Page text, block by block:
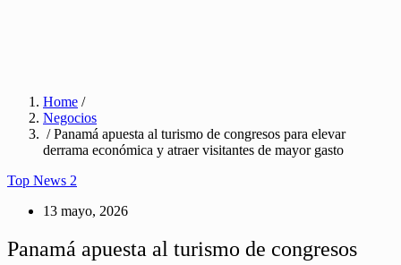
Home /
Negocios
/ Panamá apuesta al turismo de congresos para elevar
derrama económica y atraer visitantes de mayor gasto
Top News 2
13 mayo, 2026
Panamá apuesta al turismo de congresos